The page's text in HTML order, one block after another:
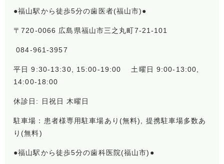
●福山駅から徒歩5分の歯医者(福山市)●
〒720-0066 広島県福山市三之丸町7-21-101
084-961-3957
平日 9:30-13:30, 15:00-19:00 土曜日 9:00-13:00,
14:00-18:00
休診日: 日祝日 木曜日
駐車場：患者様専用駐車場あり(無料), 提携駐車場多数あ
り(無料)
●福山駅から徒歩5分の歯科医院(福山市)●